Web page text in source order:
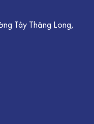
Tây Thăng Long,